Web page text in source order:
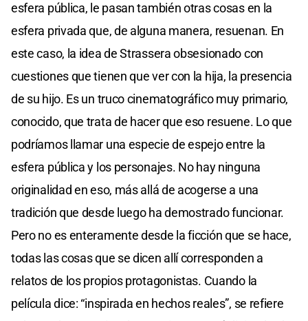
esfera pública, le pasan también otras cosas en la
esfera privada que, de alguna manera, resuenan. En
este caso, la idea de Strassera obsesionado con
cuestiones que tienen que ver con la hija, la presencia
de su hijo. Es un truco cinematográfico muy primario,
conocido, que trata de hacer que eso resuene. Lo que
podríamos llamar una especie de espejo entre la
esfera pública y los personajes. No hay ninguna
originalidad en eso, más allá de acogerse a una
tradición que desde luego ha demostrado funcionar.
Pero no es enteramente desde la ficción que se hace,
todas las cosas que se dicen allí corresponden a
relatos de los propios protagonistas. Cuando la
película dice: “inspirada en hechos reales”, se refiere